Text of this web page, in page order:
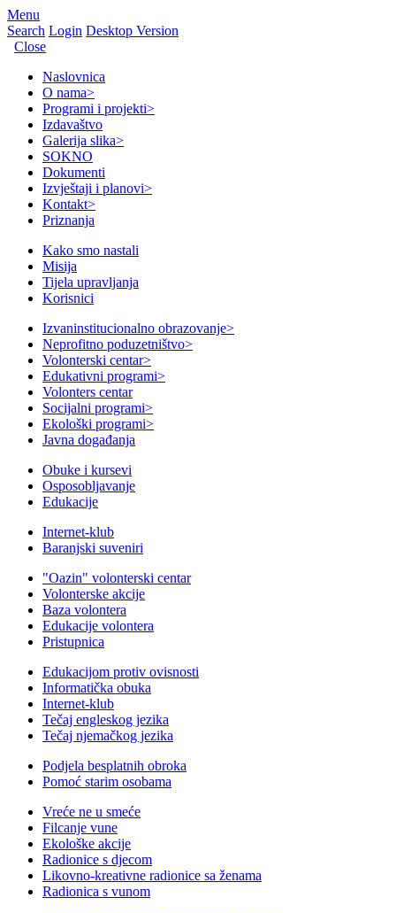
Menu
Search Login Desktop Version
Close
Naslovnica
O nama>
Programi i projekti>
Izdavaštvo
Galerija slika>
SOKNO
Dokumenti
Izvještaji i planovi>
Kontakt>
Priznanja
Kako smo nastali
Misija
Tijela upravljanja
Korisnici
Izvaninstitucionalno obrazovanje>
Neprofitno poduzetništvo>
Volonterski centar>
Edukativni programi>
Volonters centar
Socijalni programi>
Ekološki programi>
Javna događanja
Obuke i kursevi
Osposobljavanje
Edukacije
Internet-klub
Baranjski suveniri
"Oazin" volonterski centar
Volonterske akcije
Baza volontera
Edukacije volontera
Pristupnica
Edukacijom protiv ovisnosti
Informatička obuka
Internet-klub
Tečaj engleskog jezika
Tečaj njemačkog jezika
Podjela besplatnih obroka
Pomoć starim osobama
Vreće ne u smeće
Filcanje vune
Ekološke akcije
Radionice s djecom
Likovno-kreativne radionice sa ženama
Radionica s vunom